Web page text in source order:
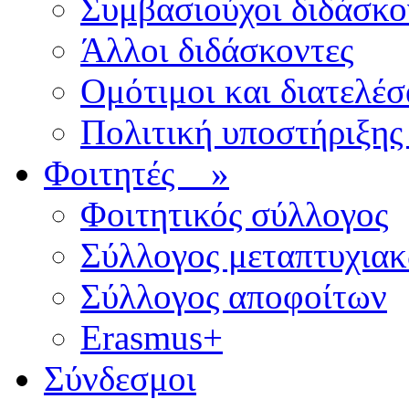
Συμβασιούχοι
Άλλοι διδάσκοντες
Ομότιμοι και
Πολιτική
Φοιτητές »
Φοιτητικός σύλλογος
Σύλλογος
Σύλλογος αποφοίτων
Erasmus+
Σύνδεσμοι